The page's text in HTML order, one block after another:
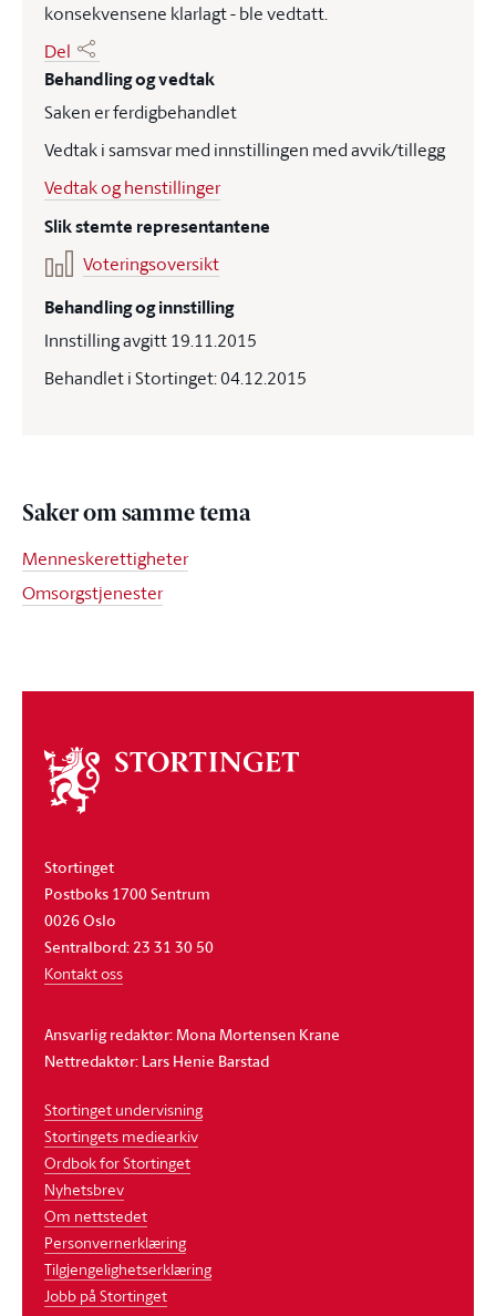
konsekvensene klarlagt - ble vedtatt.
Del
Behandling og vedtak
Saken er ferdigbehandlet
Vedtak i samsvar med innstillingen med avvik/tillegg
Vedtak og henstillinger
Slik stemte representantene
Voteringsoversikt
Behandling og innstilling
Innstilling avgitt 19.11.2015
Behandlet i Stortinget: 04.12.2015
Saker om samme tema
Menneskerettigheter
Omsorgstjenester
Om
stortinget
Stortinget
Postboks 1700 Sentrum
0026 Oslo
Sentralbord: 23 31 30 50
Kontakt oss
Ansvarlig redaktør: Mona Mortensen Krane
Nettredaktør: Lars Henie Barstad
Stortinget undervisning
Stortingets mediearkiv
Ordbok for Stortinget
Nyhetsbrev
Om nettstedet
Personvernerklæring
Tilgjengelighetserklæring
Jobb på Stortinget